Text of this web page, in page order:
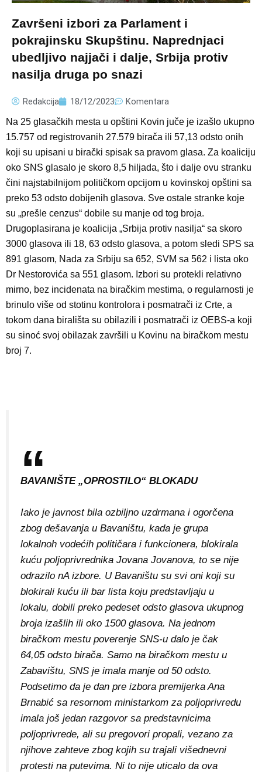
Završeni izbori za Parlament i
pokrajinsku Skupštinu. Naprednjaci
ubedljivo najjači i dalje, Srbija protiv
nasilja druga po snazi
Redakcija 18/12/2023 Komentara
Na 25 glasačkih mesta u opštini Kovin juče je izašlo ukupno
15.757 od registrovanih 27.579 birača ili 57,13 odsto onih
koji su upisani u birački spisak sa pravom glasa. Za koaliciju
oko SNS glasalo je skoro 8,5 hiljada, što i dalje ovu stranku
čini najstabilnijom političkom opcijom u kovinskoj opštini sa
preko 53 odsto dobijenih glasova. Sve ostale stranke koje
su „prešle cenzus“ dobile su manje od tog broja.
Drugoplasirana je koalicija „Srbija protiv nasilja“ sa skoro
3000 glasova ili 18, 63 odsto glasova, a potom sledi SPS sa
891 glasom, Nada za Srbiju sa 652, SVM sa 562 i lista oko
Dr Nestorovića sa 551 glasom. Izbori su protekli relativno
mirno, bez incidenata na biračkim mestima, o regularnosti je
brinulo više od stotinu kontrolora i posmatrači iz Crte, a
tokom dana birališta su obilazili i posmatrači iz OEBS-a koji
su sinoć svoj obilazak završili u Kovinu na biračkom mestu
broj 7.
BAVANIŠTE „OPROSTILO“ BLOKADU
Iako je javnost bila ozbiljno uzdrmana i ogorčena
zbog dešavanja u Bavaništu, kada je grupa
lokalnoh vodećih političara i funkcionera, blokirala
kuću poljoprivrednika Jovana Jovanova, to se nije
odrazilo nA izbore. U Bavaništu su svi oni koji su
blokirali kuću ili bar lista koju predstavljaju u
lokalu, dobili preko pedeset odsto glasova ukupnog
broja izašlih ili oko 1500 glasova. Na jednom
biračkom mestu poverenje SNS-u dalo je čak
64,05 odsto birača. Samo na biračkom mestu u
Zabavištu, SNS je imala manje od 50 odsto.
Podsetimo da je dan pre izbora premijerka Ana
Brnabić sa resornom ministarkom za poljoprivredu
imala još jedan razgovor sa predstavnicima
poljoprivrede, ali su pregovori propali, vezano za
njihove zahteve zbog kojih su trajali višednevni
protesti na putevima. Ni to nije uticalo da ova